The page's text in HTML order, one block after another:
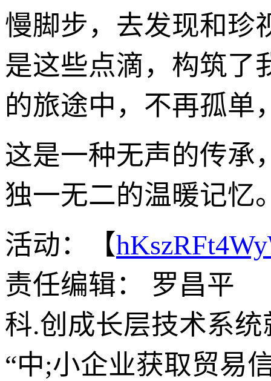
慢脚步，去发现和珍
是这些点滴，构筑了
的旅途中，不再孤单
这是一种无声的传承
独一无二的温暖记忆
活动：【
责任编辑： 罗昌平
科.创成长层技术系
“中;小企业获取贸易